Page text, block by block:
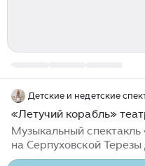
«Летучий корабль»
Музыкальный спектакль
на Серпуховской
хит для детей, который